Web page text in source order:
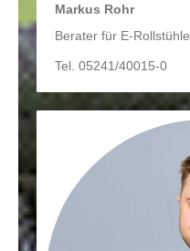
Markus Rohr
Berater für E-Rollstühle
Tel. 05241/40015-0